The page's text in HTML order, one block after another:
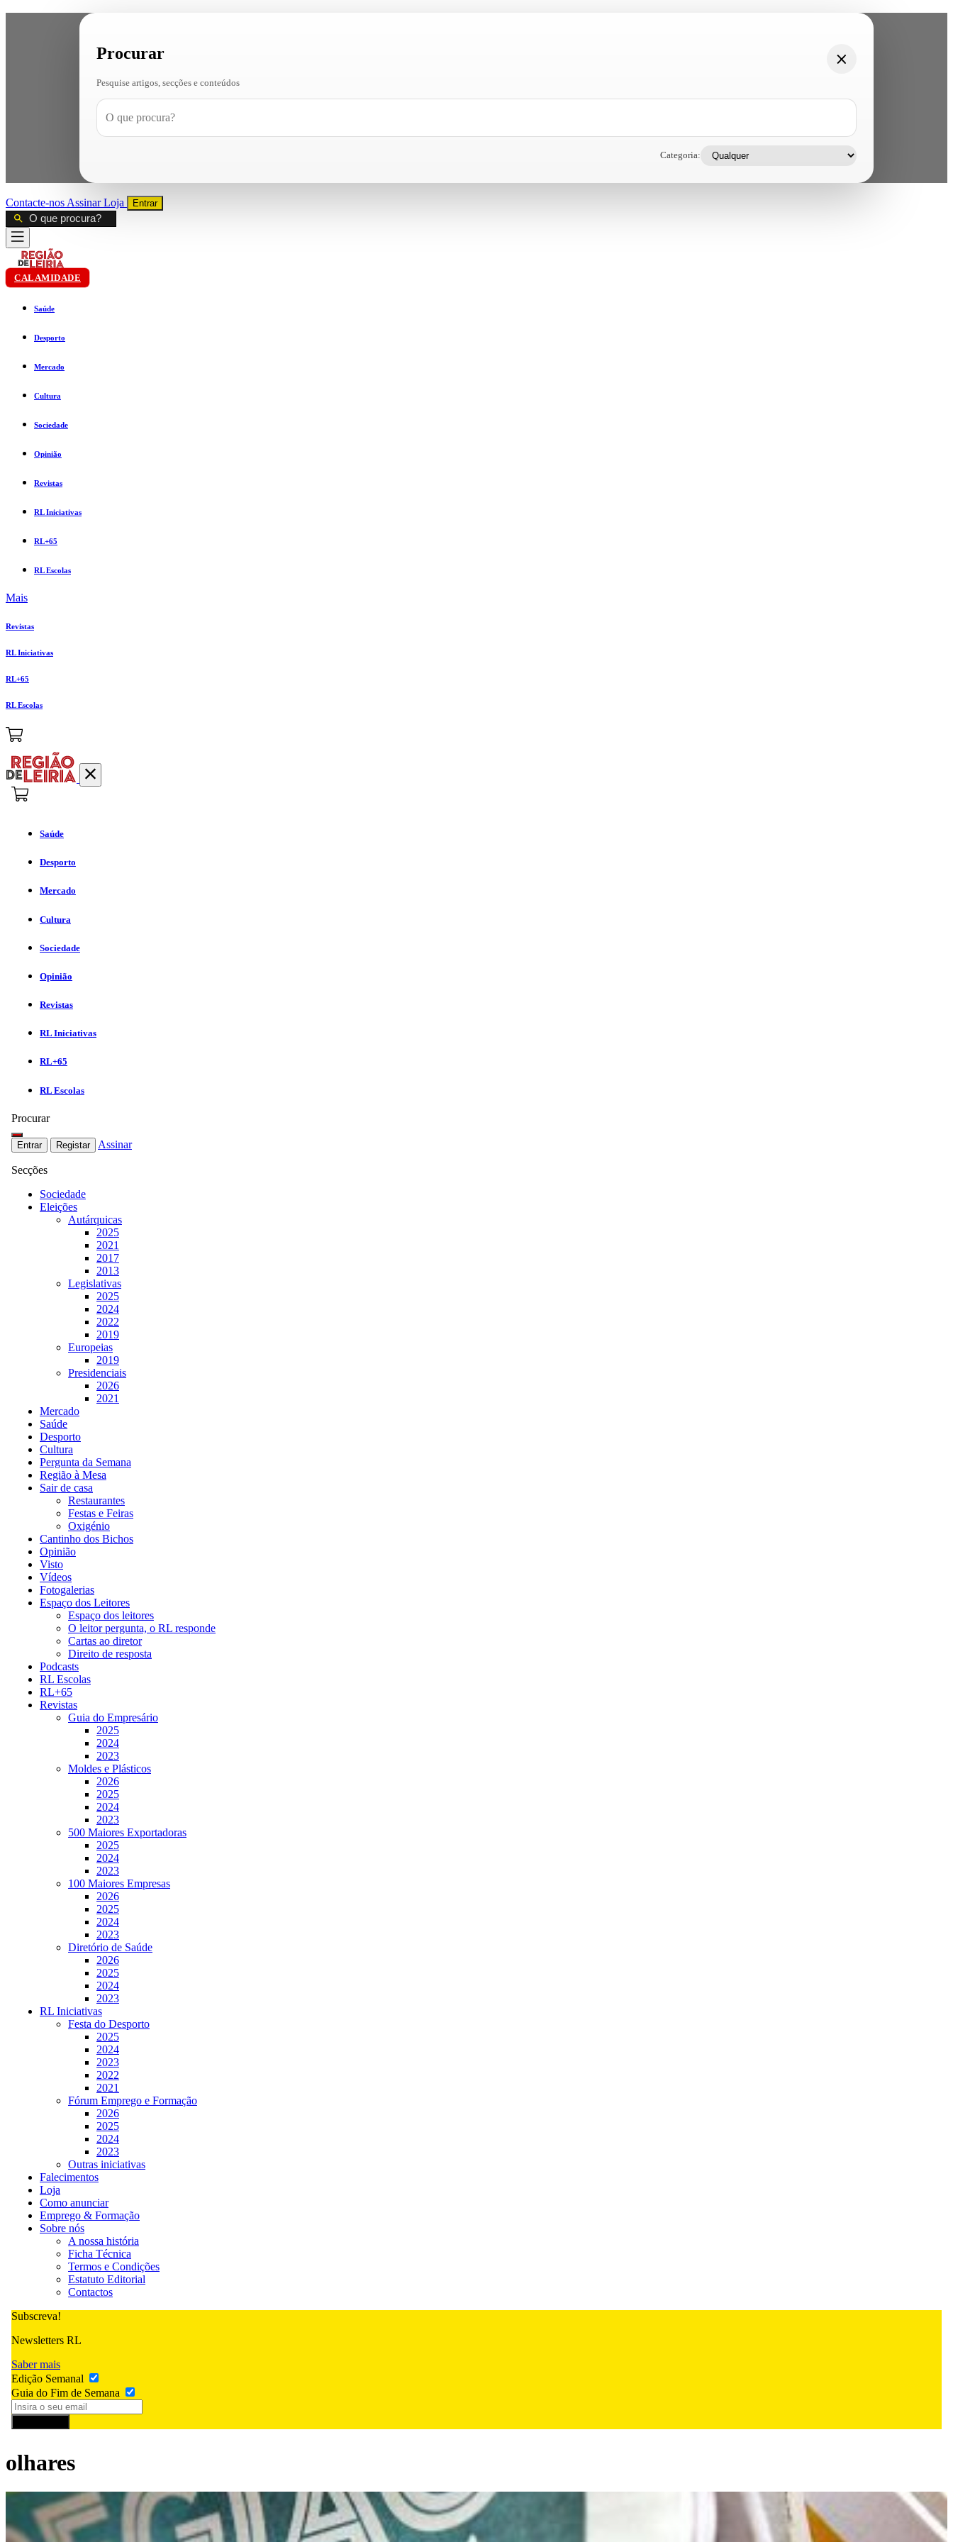
Procurar
Pesquise artigos, secções e conteúdos
Categoria:
Contacte-nos AssinarLoja Entrar
CALAMIDADE
Saúde
Desporto
Mercado
Cultura
Sociedade
Opinião
Revistas
RL Iniciativas
RL+65
RL Escolas
Mais
Revistas
RL Iniciativas
RL+65
RL Escolas
Saúde
Desporto
Mercado
Cultura
Sociedade
Opinião
Revistas
RL Iniciativas
RL+65
RL Escolas
Procurar
Entrar Registar Assinar
Secções
Sociedade
Eleições
Autárquicas
2025
2021
2017
2013
Legislativas
2025
2024
2022
2019
Europeias
2019
Presidenciais
2026
2021
Mercado
Saúde
Desporto
Cultura
Pergunta da Semana
Região à Mesa
Sair de casa
Restaurantes
Festas e Feiras
Oxigénio
Cantinho dos Bichos
Opinião
Visto
Vídeos
Fotogalerias
Espaço dos Leitores
Espaço dos leitores
O leitor pergunta, o RL responde
Cartas ao diretor
Direito de resposta
Podcasts
RL Escolas
RL+65
Revistas
Guia do Empresário
2025
2024
2023
Moldes e Plásticos
2026
2025
2024
2023
500 Maiores Exportadoras
2025
2024
2023
100 Maiores Empresas
2026
2025
2024
2023
Diretório de Saúde
2026
2025
2024
2023
RL Iniciativas
Festa do Desporto
2025
2024
2023
2022
2021
Fórum Emprego e Formação
2026
2025
2024
2023
Outras iniciativas
Falecimentos
Loja
Como anunciar
Emprego & Formação
Sobre nós
A nossa história
Ficha Técnica
Termos e Condições
Estatuto Editorial
Contactos
Subscreva!
Newsletters RL
Saber mais
Edição Semanal
Guia do Fim de Semana
olhares